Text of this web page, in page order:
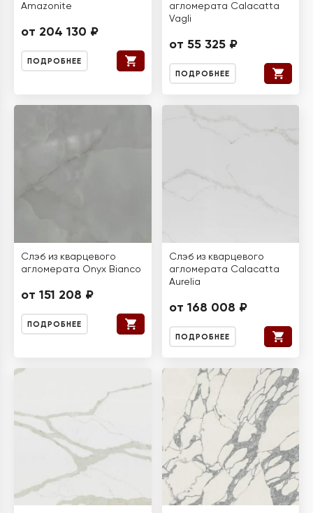
Amazonite
от 204 130 ₽
ПОДРОБНЕЕ
агломерата Calacatta
Vagli
от 55 325 ₽
ПОДРОБНЕЕ
Слэб из кварцевого
агломерата Onyx Bianco
от 151 208 ₽
ПОДРОБНЕЕ
Слэб из кварцевого
агломерата Calacatta
Aurelia
от 168 008 ₽
ПОДРОБНЕЕ